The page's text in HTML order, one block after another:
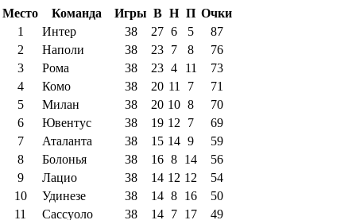
Место Команда Игры В Н П Очки
1
Интер 38 27 6 5
87
2
Наполи 38 23 7 8
76
3
Рома 38 23 4 11
73
4
Комо 38 20 11 7
71
5
Милан 38 20 10 8
70
6
Ювентус 38 19 12 7
69
7
Аталанта 38 15 14 9
59
8
Болонья 38 16 8 14
56
9
Лацио 38 14 12 12
54
10
Удинезе 38 14 8 16
50
11
Сассуоло 38 14 7 17
49